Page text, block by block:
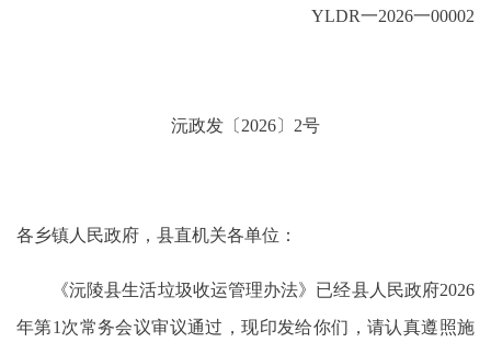
YLDR一2026一00002
沅政发〔2026〕2号
各乡镇人民政府，县直机关各单位：
《沅陵县生活垃圾收运管理办法》已经县人民政府2026
年第1次常务会议审议通过，现印发给你们，请认真遵照施